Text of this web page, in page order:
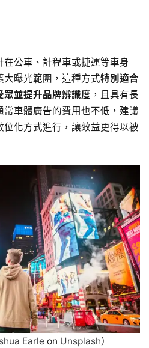
公車、計程車或捷運等車身
大曝光範圍，這種方式特別適合
眾並提升品牌辨識度 ，且具有長
車體廣告的費用也不低，建議
化方式進行，讓效益更得以被
Earle on Unsplash）